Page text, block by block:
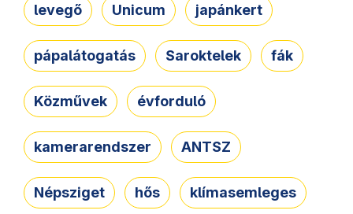
levegő Unicum japánkert
pápalátogatás Saroktelek fák
Közművek évforduló
kamerarendszer ANTSZ
Népsziget hős klímasemleges